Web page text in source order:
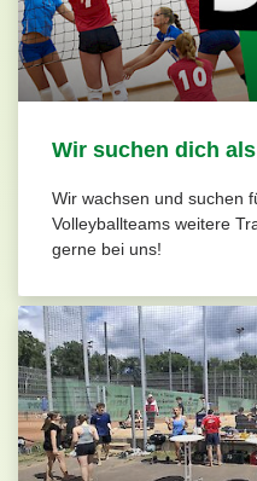
Wir suchen dich
Wir wachsen und suchen
Volleyballteams weitere
gerne bei uns!